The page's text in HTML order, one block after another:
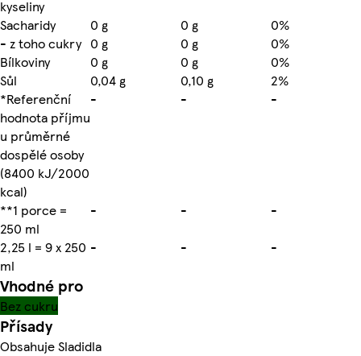
kyseliny
Sacharidy 0 g 0 g
0%
- z toho cukry 0 g 0 g
0%
Bílkoviny
0 g 0 g
0%
Sůl
0,04 g 0,10 g
2%
*Referenční
hodnota příjmu
u průměrné
dospělé osoby
(8400 kJ/2000
kcal)
- - -
**1 porce =
250 ml
- -
-
2,25 l = 9 x 250
ml
- - -
Vhodné pro
Bez cukru
Přísady
Obsahuje Sladidla